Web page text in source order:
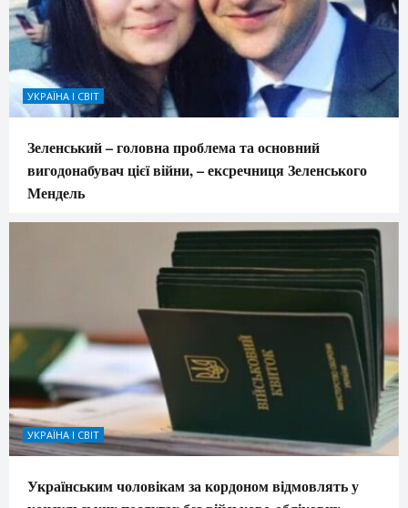
УКРАЇНА І СВІТ
Зеленський – головна проблема та основний
вигодонабувач цієї війни, – ексречниця Зеленського
Мендель
УКРАЇНА І СВІТ
Українським чоловікам за кордоном відмовлять у